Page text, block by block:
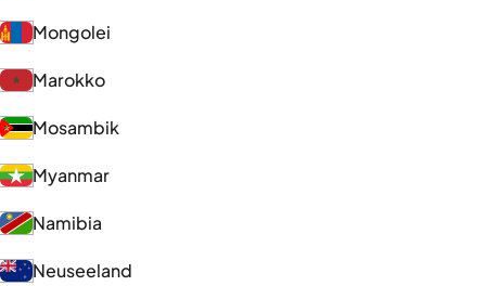
Mongolei
Marokko
Mosambik
Myanmar
Namibia
Neuseeland